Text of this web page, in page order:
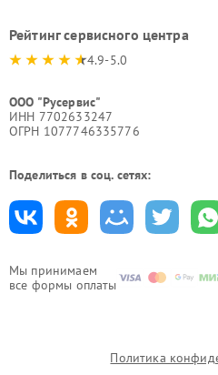
Мы принимаем
все формы оплаты
Рейтинг сервисного центра
4.9-5.0
ООО "Русервис"
ИНН 7702633247
ОГРН 1077746335776
Поделиться в соц. сетях:
Политика